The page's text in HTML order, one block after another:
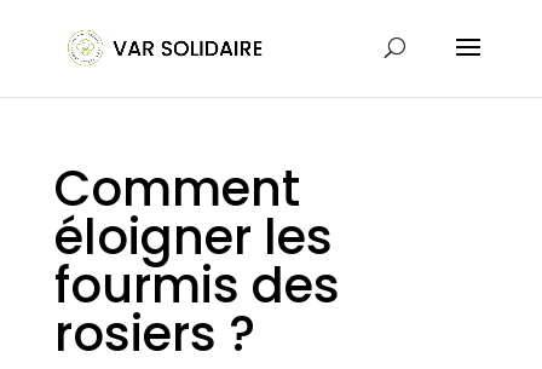
Comment
éloigner les
fourmis des
rosiers ?